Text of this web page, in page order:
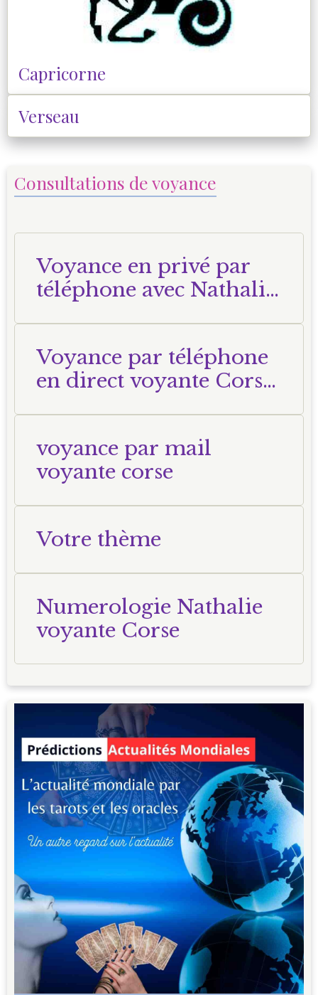
Capricorne
Verseau
Consultations de voyance
Voyance en privé par
téléphone avec Nathalie
Voyance par téléphone
en direct voyante Corse
voyance par mail
voyante corse
Votre thème
Numerologie Nathalie
voyante Corse